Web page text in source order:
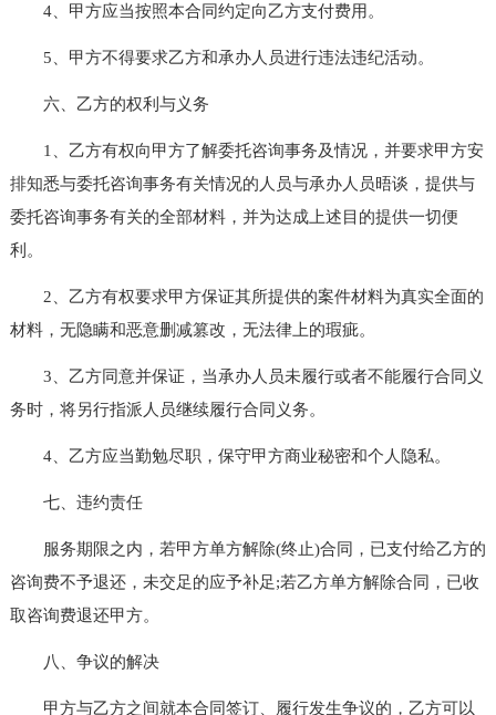
4、甲方应当按照本合同约定向乙方支付费用。
5、甲方不得要求乙方和承办人员进行违法违纪活动。
六、乙方的权利与义务
1、乙方有权向甲方了解委托咨询事务及情况，并要求甲方安
排知悉与委托咨询事务有关情况的人员与承办人员晤谈，提供与
委托咨询事务有关的全部材料，并为达成上述目的提供一切便
利。
2、乙方有权要求甲方保证其所提供的案件材料为真实全面的
材料，无隐瞒和恶意删减篡改，无法律上的瑕疵。
3、乙方同意并保证，当承办人员未履行或者不能履行合同义
务时，将另行指派人员继续履行合同义务。
4、乙方应当勤勉尽职，保守甲方商业秘密和个人隐私。
七、违约责任
服务期限之内，若甲方单方解除(终止)合同，已支付给乙方的
咨询费不予退还，未交足的应予补足;若乙方单方解除合同，已收
取咨询费退还甲方。
八、争议的解决
甲方与乙方之间就本合同签订、履行发生争议的，乙方可以